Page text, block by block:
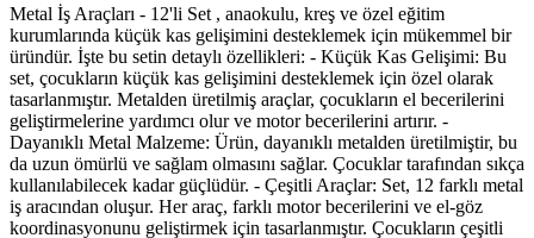
Metal İş Araçları - 12'li Set , anaokulu, kreş ve özel eğitim
kurumlarında küçük kas gelişimini desteklemek için mükemmel bir
üründür. İşte bu setin detaylı özellikleri: - Küçük Kas Gelişimi: Bu
set, çocukların küçük kas gelişimini desteklemek için özel olarak
tasarlanmıştır. Metalden üretilmiş araçlar, çocukların el becerilerini
geliştirmelerine yardımcı olur ve motor becerilerini artırır. -
Dayanıklı Metal Malzeme: Ürün, dayanıklı metalden üretilmiştir, bu
da uzun ömürlü ve sağlam olmasını sağlar. Çocuklar tarafından sıkça
kullanılabilecek kadar güçlüdür. - Çeşitli Araçlar: Set, 12 farklı metal
iş aracından oluşur. Her araç, farklı motor becerilerini ve el-göz
koordinasyonunu geliştirmek için tasarlanmıştır. Çocukların çeşitli